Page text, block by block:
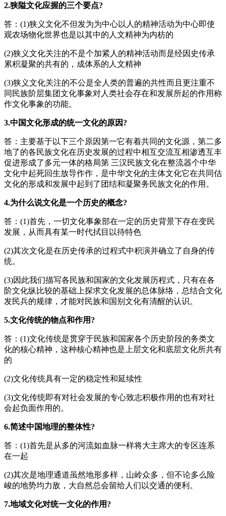
2.狭隘文化应握的三个要点?
答：(1)狭义文化不但发为为中心以人的精神活动为中心即使
观农场物化世界也是以其中的人文精神为内枋的
(2)狭义文化关注的不是个加紧人的精神活动而是经因史传承
累积凝聚的共有的，成体系的人文精神
(3)狭义文化关注的不公是全人类的普遍的共性而且更注重不
同民族阶层集团文化事象对人类社会存在和发展所起的作用称
作文化事象的功能。
3.中国文化形成的统一文化的原因?
答：主要基于以下三个原因第一它有着共同的文化源，第二多
地了的各民族文化在历史发展的过程中相互交流互相渗透互丰
促进形成了多元一体的格局第 三汉民族文化在整流器个中华
文化中起死回生放导作作，是中华文化的主体文化它在共同估
文化的形成和发展中起到了团结和凝聚务民族文化的作用。
4.为什么说文化是一个历史的概念?
答：(1)首先，一切文化事象部在一定的历史背景下存在变民
发展，从而具有某一时代拭目以待特色
(2)其次文化是在历史传承的过程式中积演并确立了自身的传
统。
(3)因此我们描写各民族和国家的文化发展历程式，只有在各
阶文化纵比较的基础上探求文化发展的总体脉络，总结合文化
发民兵的规律，才能对民族和国别文化有清醒的认识。
5.文化传统的物点和作用?
答：(1)文化传统是贯穿于民族和国家各个历史阶段的务类文
化的核心精神，这种核心精神也是上层文化和底层文化所共有
的
(2)文化传统具有一定的稳定性和延续性
(3)文化传统即有对社会发展的专心致志积极作用的也有对社
会起负面作用的。
6.简述中国地理的整体性?
答：(1)首先是从多的河流如血脉一样将大主席大的专区连系
在一起
(2)其次是地理通道虽然地形多样，山岭众多，但不论多么险
峻的地势均力敌，大自然总会留给人们以交通的便利。
7.地域文化对统一文化的作用?